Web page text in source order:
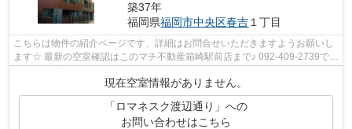
築37年
福岡県福岡市中央区春吉 １丁目
こちらは物件の紹介ページです、詳細はお問合せいただきますようお願いし
ます☆ 最新の空室確認はこのマチ不動産箱崎駅前店まで♪ 092-409-2739で
現在空室情報がありません。
「ロマネスク渡辺通り」への
お問い合わせはこちら